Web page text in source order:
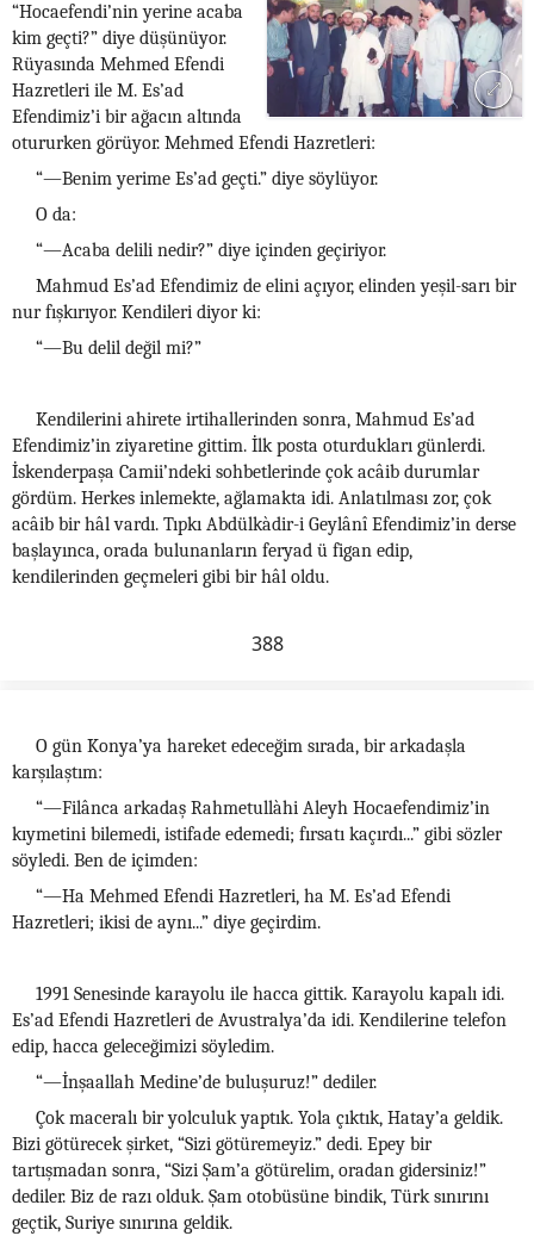
“Hocaefendi’nin yerine acaba
kim geçti?” diye düşünüyor.
Rüyasında Mehmed Efendi
Hazretleri ile M. Es’ad
Efendimiz’i bir ağacın altında
otururken görüyor. Mehmed Efendi Hazretleri:
“—Benim yerime Es’ad geçti.” diye söylüyor.
O da:
“—Acaba delili nedir?” diye içinden geçiriyor.
Mahmud Es’ad Efendimiz de elini açıyor, elinden yeşil-sarı bir
nur fışkırıyor. Kendileri diyor ki:
“—Bu delil değil mi?”
Kendilerini ahirete irtihallerinden sonra, Mahmud Es’ad
Efendimiz’in ziyaretine gittim. İlk posta oturdukları günlerdi.
İskenderpaşa Camii’ndeki sohbetlerinde çok acâib durumlar
gördüm. Herkes inlemekte, ağlamakta idi. Anlatılması zor, çok
acâib bir hâl vardı. Tıpkı Abdülkàdir-i Geylânî Efendimiz’in derse
başlayınca, orada bulunanların feryad ü figan edip,
kendilerinden geçmeleri gibi bir hâl oldu.
388
O gün Konya’ya hareket edeceğim sırada, bir arkadaşla
karşılaştım:
“—Filânca arkadaş Rahmetullàhi Aleyh Hocaefendimiz’in
kıymetini bilemedi, istifade edemedi; fırsatı kaçırdı...” gibi sözler
söyledi. Ben de içimden:
“—Ha Mehmed Efendi Hazretleri, ha M. Es’ad Efendi
Hazretleri; ikisi de aynı...” diye geçirdim.
1991 Senesinde karayolu ile hacca gittik. Karayolu kapalı idi.
Es’ad Efendi Hazretleri de Avustralya’da idi. Kendilerine telefon
edip, hacca geleceğimizi söyledim.
“—İnşaallah Medine’de buluşuruz!” dediler.
Çok maceralı bir yolculuk yaptık. Yola çıktık, Hatay’a geldik.
Bizi götürecek şirket, “Sizi götüremeyiz.” dedi. Epey bir
tartışmadan sonra, “Sizi Şam’a götürelim, oradan gidersiniz!”
dediler. Biz de razı olduk. Şam otobüsüne bindik, Türk sınırını
geçtik, Suriye sınırına geldik.